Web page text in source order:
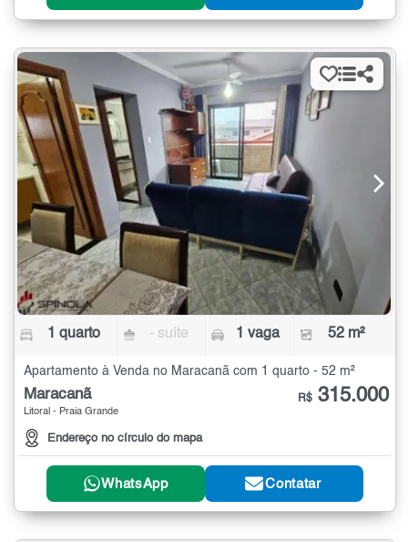
1 quarto - suíte 1 vaga 52 m²
Apartamento à Venda no Maracanã com 1 quarto - 52 m²
Maracanã
Litoral - Praia Grande
Endereço no círculo do mapa
R$ 315.000
WhatsApp Contatar